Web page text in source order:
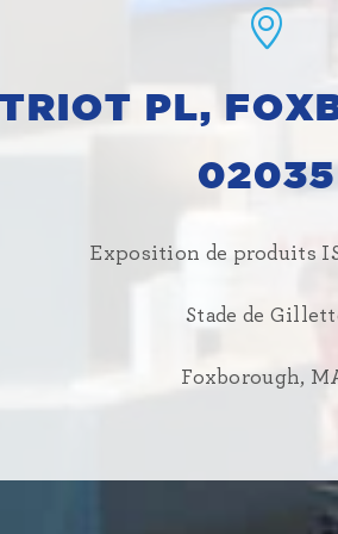
PL,
02035
Exposition de produits
Stade de
Foxborough,